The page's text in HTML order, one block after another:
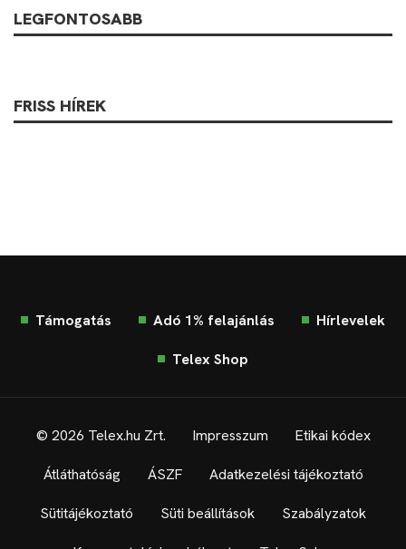
LEGFONTOSABB
FRISS HÍREK
Támogatás Adó 1% felajánlás Hírlevelek
Telex Shop
© 2026 Telex.hu Zrt. Impresszum Etikai kódex
Átláthatóság ÁSZF Adatkezelési tájékoztató
Sütitájékoztató Süti beállítások Szabályzatok